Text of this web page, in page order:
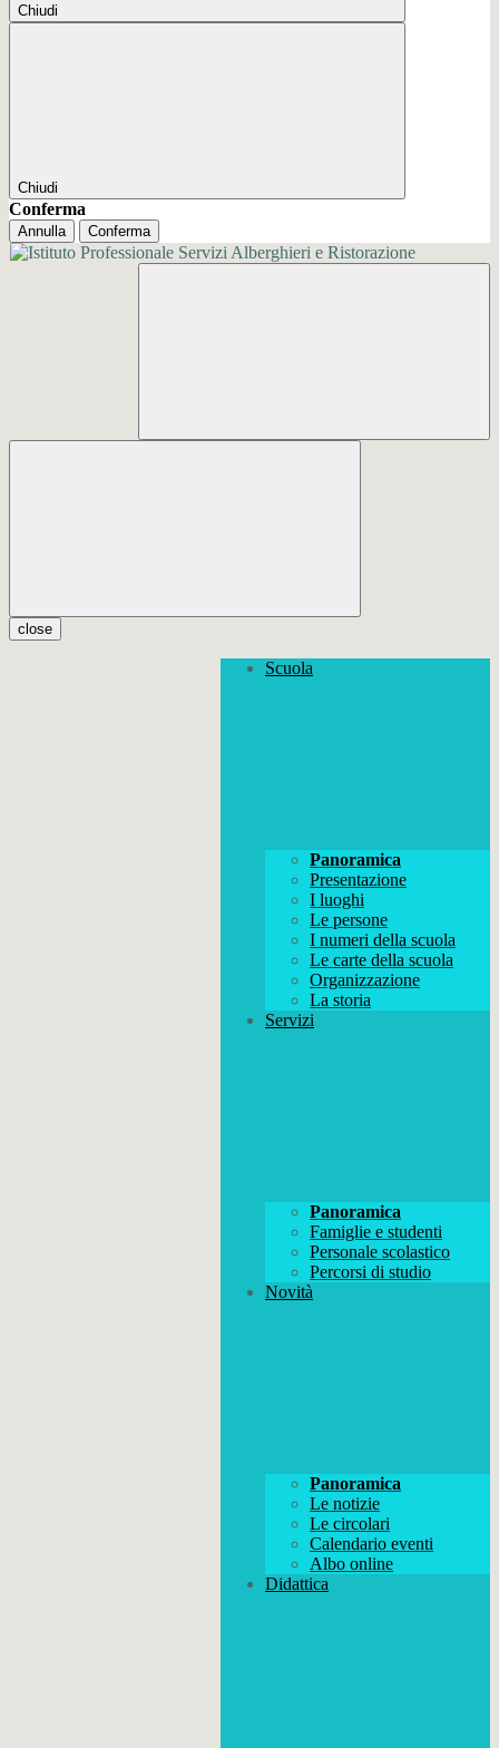
Chiudi
Chiudi
Conferma
Annulla Conferma
close
Scuola
Panoramica
Presentazione
I luoghi
Le persone
I numeri della scuola
Le carte della scuola
Organizzazione
La storia
Servizi
Panoramica
Famiglie e studenti
Personale scolastico
Percorsi di studio
Novità
Panoramica
Le notizie
Le circolari
Calendario eventi
Albo online
Didattica